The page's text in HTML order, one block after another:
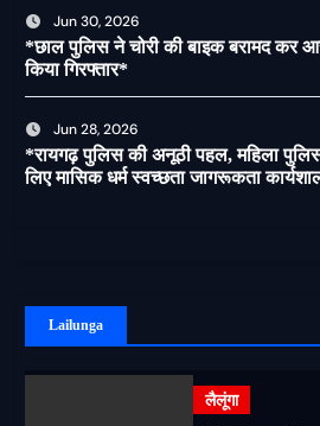
Jun 30, 2026
*छाल पुलिस ने चोरी की बाइक बरामद कर
किया गिरफ्तार*
Jun 28, 2026
*रायगढ़ पुलिस की अनूठी पहल, महिला
लिए मासिक धर्म स्वच्छता जागरूकता
Lailunga
लैलूंगा